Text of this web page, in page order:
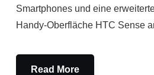
Smartphones und eine
Handy-Oberfläche HTC Sense
Read More